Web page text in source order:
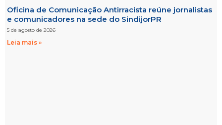
Oficina de Comunicação Antirracista reúne jornalistas
e comunicadores na sede do SindijorPR
5 de agosto de 2026
Leia mais »